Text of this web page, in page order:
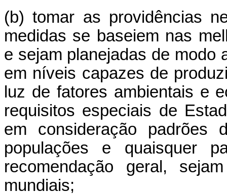
(b) tomar as providências
medidas se baseiem nas
e sejam planejadas de modo
em níveis capazes de
luz de fatores ambientais e
requisitos especiais de
em consideração padrões
populações e quaisquer
recomendação geral,
mundiais;